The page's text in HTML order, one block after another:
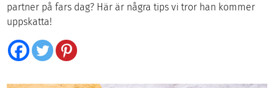
partner på fars dag? Här är några tips vi tror han kommer
uppskatta!